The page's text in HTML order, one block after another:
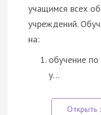
учащимся всех
учреждений.
на:
обучение
у…